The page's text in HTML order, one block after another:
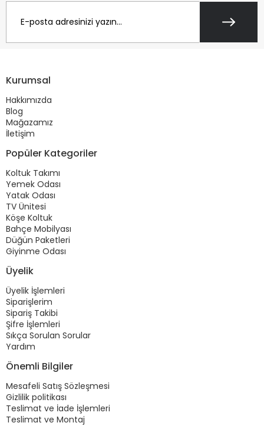
Kurumsal
Hakkımızda
Blog
Mağazamız
İletişim
Popüler Kategoriler
Koltuk Takımı
Yemek Odası
Yatak Odası
TV Ünitesi
Köşe Koltuk
Bahçe Mobilyası
Düğün Paketleri
Giyinme Odası
Üyelik
Üyelik İşlemleri
Siparişlerim
Sipariş Takibi
Şifre İşlemleri
Sıkça Sorulan Sorular
Yardım
Önemli Bilgiler
Mesafeli Satış Sözleşmesi
Gizlilik politikası
Teslimat ve İade İşlemleri
Teslimat ve Montaj